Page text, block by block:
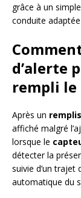
grâce à un simple
conduite
d’alerte
rempli le
Après un
affiché malgré
lorsque le
détecter la
suivie d’un
automatique du